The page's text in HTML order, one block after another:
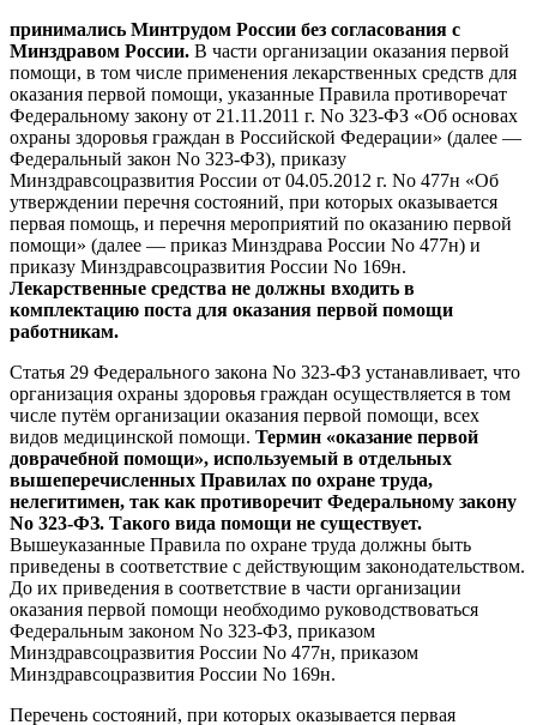
принимались Минтрудом России без согласования с
Минздравом России. В части организации оказания первой
помощи, в том числе применения лекарственных средств для
оказания первой помощи, указанные Правила противоречат
Федеральному закону от 21.11.2011 г. No 323-ФЗ «Об основах
охраны здоровья граждан в Российской Федерации» (далее —
Федеральный закон No 323-ФЗ), приказу
Минздравсоцразвития России от 04.05.2012 г. No 477н «Об
утверждении перечня состояний, при которых оказывается
первая помощь, и перечня мероприятий по оказанию первой
помощи» (далее — приказ Минздрава России No 477н) и
приказу Минздравсоцразвития России No 169н.
Лекарственные средства не должны входить в
комплектацию поста для оказания первой помощи
работникам.
Статья 29 Федерального закона No 323-ФЗ устанавливает, что
организация охраны здоровья граждан осуществляется в том
числе путём организации оказания первой помощи, всех
видов медицинской помощи. Термин «оказание первой
доврачебной помощи», используемый в отдельных
вышеперечисленных Правилах по охране труда,
нелегитимен, так как противоречит Федеральному закону
No 323-ФЗ. Такого вида помощи не существует.
Вышеуказанные Правила по охране труда должны быть
приведены в соответствие с действующим законодательством.
До их приведения в соответствие в части организации
оказания первой помощи необходимо руководствоваться
Федеральным законом No 323-ФЗ, приказом
Минздравсоцразвития России No 477н, приказом
Минздравсоцразвития России No 169н.
Перечень состояний, при которых оказывается первая